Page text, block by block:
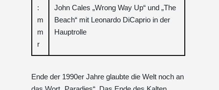
:
m
m
r
John Cales „Wrong Way Up“ und „The
Beach“ mit Leonardo DiCaprio in der
Hauptrolle
Ende der 1990er Jahre glaubte die Welt noch an